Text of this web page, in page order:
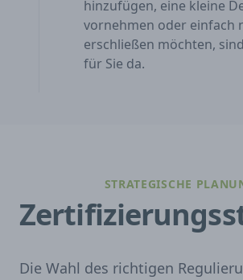
hinzufügen, eine kleine
vornehmen oder einfach
erschließen möchten,
für Sie da.
STRATEGISCHE
Die Wahl des richtigen